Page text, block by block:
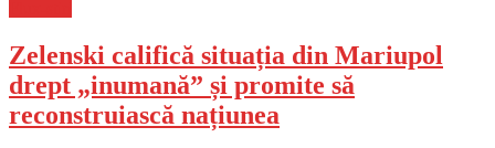
Zelenski califică situația din Mariupol
drept „inumană” și promite să
reconstruiască națiunea